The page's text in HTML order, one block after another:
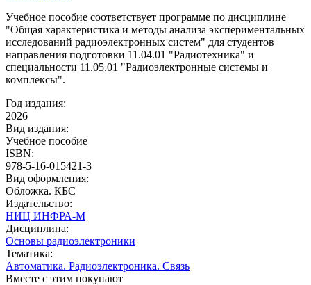
Учебное пособие соответствует программе по дисциплине
"Общая характеристика и методы анализа экспериментальных
исследований радиоэлектронных систем" для студентов
направления подготовки 11.04.01 "Радиотехника" и
специальности 11.05.01 "Радиоэлектронные системы и
комплексы".
Год издания:
2026
Вид издания:
Учебное пособие
ISBN:
978-5-16-015421-3
Вид оформления:
Обложка. КБС
Издательство:
НИЦ ИНФРА-М
Дисциплина:
Основы радиоэлектроники
Тематика:
Автоматика. Радиоэлектроника. Связь
Вместе с этим покупают